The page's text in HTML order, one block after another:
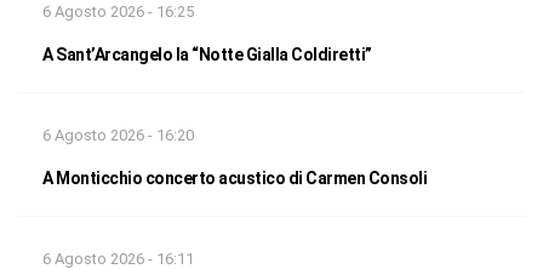
6 Agosto 2026 - 16:25
A Sant’Arcangelo la “Notte Gialla Coldiretti”
6 Agosto 2026 - 16:20
A Monticchio concerto acustico di Carmen Consoli
6 Agosto 2026 - 16:11